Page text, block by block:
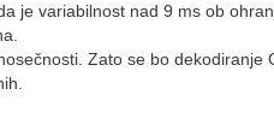
je variabilnost nad 9 ms ob
Zato se bo dekodiranje